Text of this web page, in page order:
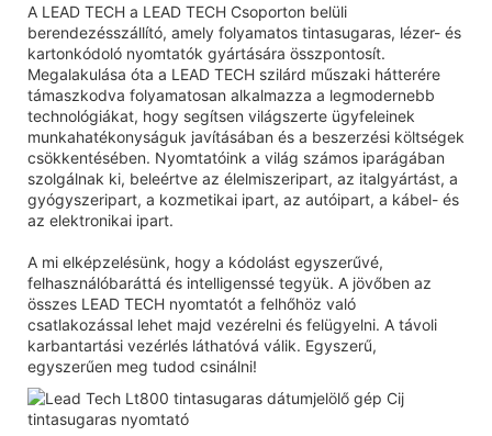
A LEAD TECH a LEAD TECH Csoporton belüli
berendezésszállító, amely folyamatos tintasugaras, lézer- és
kartonkódoló nyomtatók gyártására összpontosít.
Megalakulása óta a LEAD TECH szilárd műszaki hátterére
támaszkodva folyamatosan alkalmazza a legmodernebb
technológiákat, hogy segítsen világszerte ügyfeleinek
munkahatékonyságuk javításában és a beszerzési költségek
csökkentésében. Nyomtatóink a világ számos iparágában
szolgálnak ki, beleértve az élelmiszeripart, az italgyártást, a
gyógyszeripart, a kozmetikai ipart, az autóipart, a kábel- és
az elektronikai ipart.
A mi elképzelésünk, hogy a kódolást egyszerűvé,
felhasználóbaráttá és intelligenssé tegyük. A jövőben az
összes LEAD TECH nyomtatót a felhőhöz való
csatlakozással lehet majd vezérelni és felügyelni. A távoli
karbantartási vezérlés láthatóvá válik. Egyszerű,
egyszerűen meg tudod csinálni!